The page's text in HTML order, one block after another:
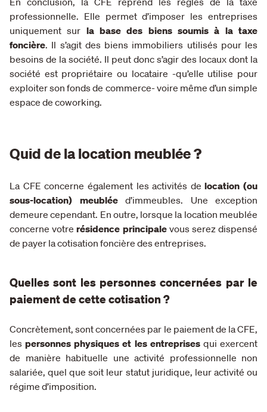
professionnelle. Elle permet d’imposer les entreprises
uniquement sur la base des biens soumis à la taxe
foncière. Il s’agit des biens immobiliers utilisés pour les
besoins de la société. Il peut donc s’agir des locaux dont la
société est propriétaire ou locataire -qu’elle utilise pour
exploiter son fonds de commerce- voire même d’un simple
espace de coworking.
Quid de la location meublée ?
La CFE concerne également les activités delocation (ou
sous-location) meublée d’immeubles. Une exception
demeure cependant. En outre, lorsque la location meublée
concerne votrerésidence principale vous serez dispensé
de payer la cotisation foncière des entreprises.
Quelles sont les personnes concernées par le
paiement de cette cotisation ?
Concrètement, sont concernées par le paiement de la CFE,
lespersonnes physiques et les entreprisesqui exercent
de manière habituelle une activité professionnelle non
salariée, quel que soit leur statut juridique, leur activité ou
régime d’imposition.